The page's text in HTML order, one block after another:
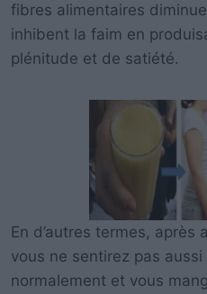
fibres alimentaires
inhibent la faim en
plénitude et de satiété.
En d’autres termes, après
vous ne sentirez pas
normalement et vous